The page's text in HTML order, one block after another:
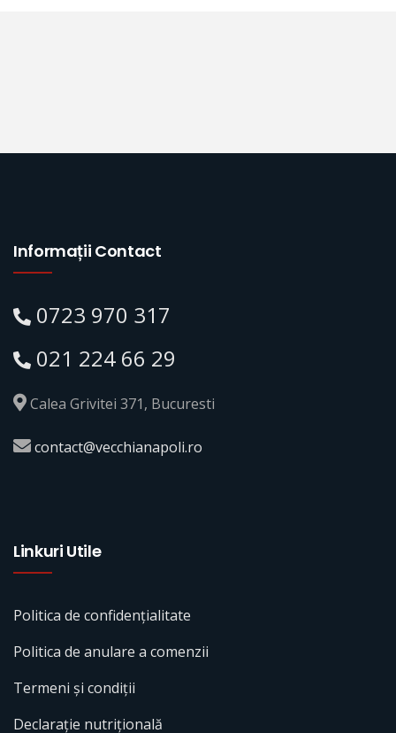
Linkuri Utile
Politica de confidențialitate
Politica de anulare a comenzii
Termeni și condiții
Declarație nutrițională
Informații Contact
0723 970 317
021 224 66 29
Calea Grivitei 371, Bucuresti
contact@vecchianapoli.ro